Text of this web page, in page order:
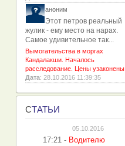
аноним
Этот петров реальный
жулик - ему место на нарах.
Самое удивительное так...
Вымогательства в моргах
Кандалакши. Началось
расследование. Цены узаконены
Дата: 28.10.2016 11:39:35
СТАТЬИ
05.10.2016
17:21 - Водителю